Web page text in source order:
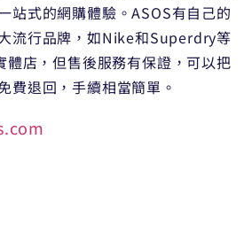
站式的網購體驗。ASOS有自己的
流行品牌，如Nike和Superdry等
體店，但售後服務有保證，可以把
費退回，手續相當簡單。